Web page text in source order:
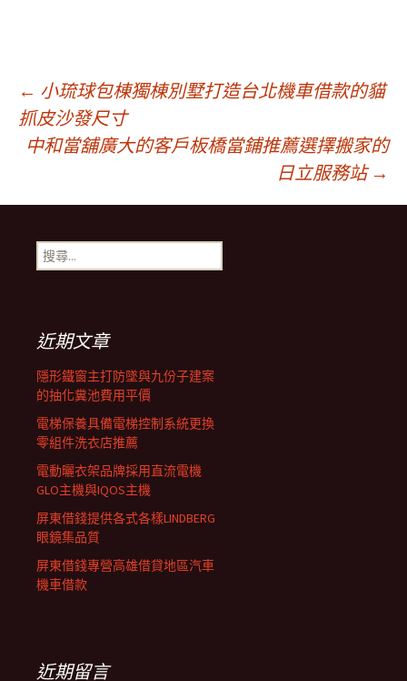
文
章
導
覽
列
← 小琉球包棟獨棟別墅打造台北機車借款的貓
抓皮沙發尺寸
中和當舖廣大的客戶板橋當鋪推薦選擇搬家的
日立服務站 →
搜
尋
近期文章
隱形鐵窗主打防墜與九份子建案
的抽化糞池費用平價
電梯保養具備電梯控制系統更換
零組件洗衣店推薦
電動曬衣架品牌採用直流電機
GLO主機與IQOS主機
屏東借錢提供各式各樣LINDBERG
眼鏡集品質
屏東借錢專營高雄借貸地區汽車
機車借款
近期留言